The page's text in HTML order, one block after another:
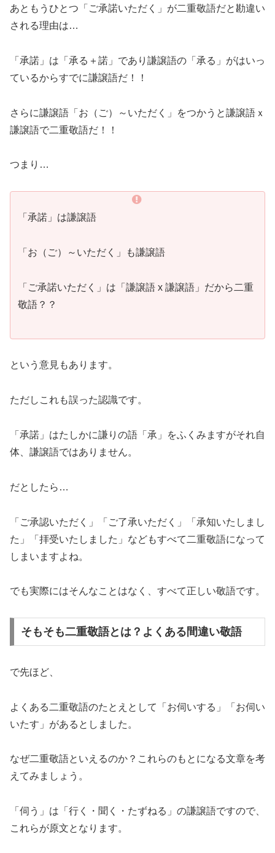
あともうひとつ「ご承諾いただく」が二重敬語だと勘違い
される理由は…
「承諾」は「承る＋諾」であり謙譲語の「承る」がはいっ
ているからすでに謙譲語だ！！
さらに謙譲語「お（ご）～いただく」をつかうと謙譲語ｘ
謙譲語で二重敬語だ！！
つまり…
「承諾」は謙譲語
「お（ご）～いただく」も謙譲語
「ご承諾いただく」は「謙譲語 x 謙譲語」だから二重
敬語？？
という意見もあります。
ただしこれも誤った認識です。
「承諾」はたしかに謙りの語「承」をふくみますがそれ自
体、謙譲語ではありません。
だとしたら…
「ご承認いただく」「ご了承いただく」「承知いたしまし
た」「拝受いたしました」などもすべて二重敬語になって
しまいますよね。
でも実際にはそんなことはなく、すべて正しい敬語です。
そもそも二重敬語とは？よくある間違い敬語
で先ほど、
よくある二重敬語のたとえとして「お伺いする」「お伺い
いたす」があるとしました。
なぜ二重敬語といえるのか？これらのもとになる文章を考
えてみましょう。
「伺う」は「行く・聞く・たずねる」の謙譲語ですので、
これらが原文となります。